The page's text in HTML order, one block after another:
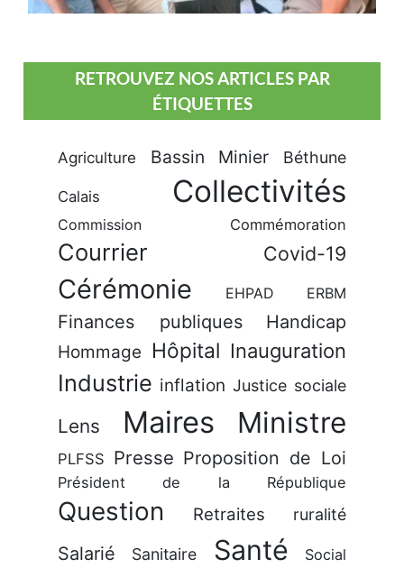
RETROUVEZ NOS ARTICLES PAR
ÉTIQUETTES
Agriculture Bassin Minier Béthune
Calais Collectivités
Commission Commémoration
Courrier Covid-19
Cérémonie EHPAD ERBM
Finances publiques Handicap
Hommage Hôpital Inauguration
Industrie inflation Justice sociale
Lens Maires Ministre
PLFSS Presse Proposition de Loi
Président de la République
Question Retraites ruralité
Salarié Sanitaire Santé Social